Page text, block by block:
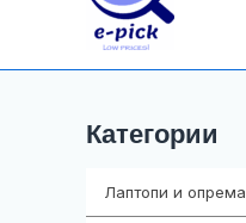
Категории
Лаптопи и опрема